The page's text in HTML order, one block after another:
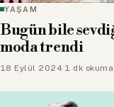
YAŞAM
Bugün bile
moda trendi
18 Eylül 2024·1 dk okuma